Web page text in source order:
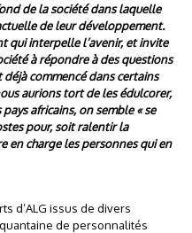
de la société dans laquelle
de leur développement.
qui interpelle l’avenir, et invite
à répondre à des questions
commencé dans certains
aurions tort de les édulcorer,
africains, on semble « se
pour, soit ralentir la
en charge les personnes qui en
d’ALG issus de divers
de personnalités